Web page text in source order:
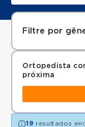
Filtre por
Ortopedista
próxima
19 resultados